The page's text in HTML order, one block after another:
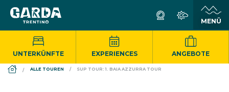
UNTERKÜNFTE EXPERIENCES ANGEBOTE
DS_BREADCRUMB.HOME
ALLE TOUREN SUP TOUR: 1. BAIA AZZURRA TOUR